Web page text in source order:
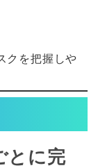
クを把握しや
とに完